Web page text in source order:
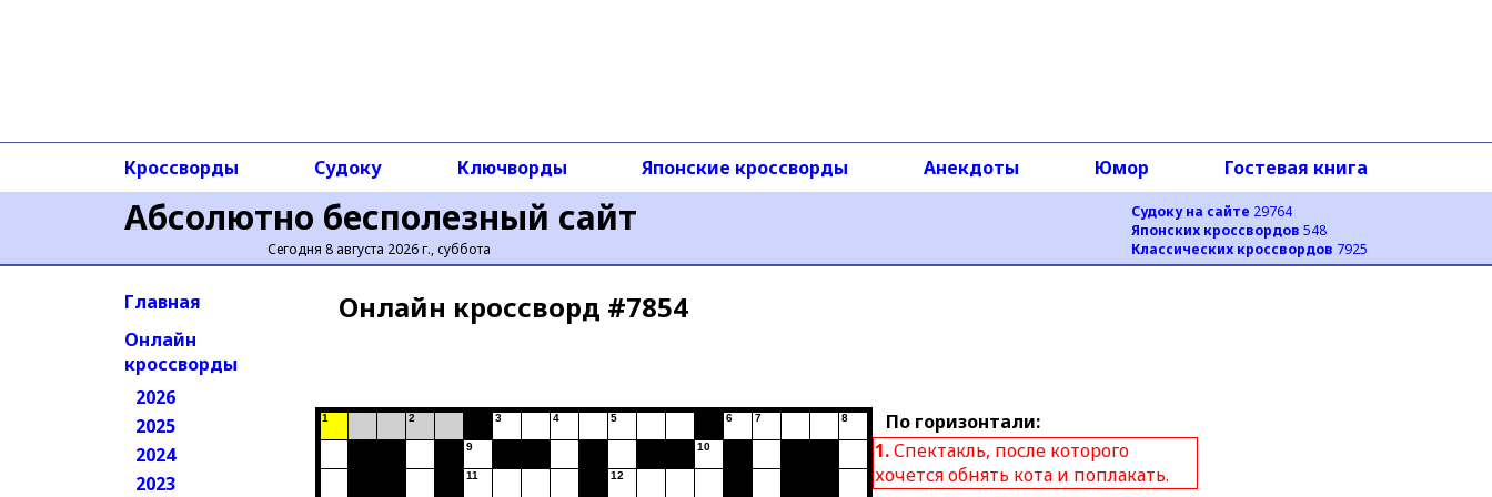
Абсолютно бесполезный сайт
Сегодня 8 августа 2026 г., суббота
Судоку на сайте 29764
Японских кроссвордов 548
Классических кроссвордов 7925
Кроссворды Судоку Ключворды Японские кроссворды Анекдоты Юмор Гостевая книга
Главная
Онлайн
кроссворды
2026
2025
2024
2023
Онлайн кроссворд #7854
По горизонтали:
1.Спектакль, после которого
хочется обнять кота и поплакать.
1 2
9
11
3 4 5
12
10
6 7 8